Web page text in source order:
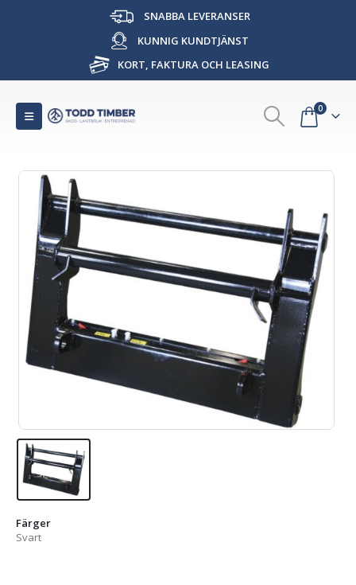
SNABBA LEVERANSER
KUNNIG KUNDTJÄNST
KORT, FAKTURA OCH LEASING
0
Färger
Svart